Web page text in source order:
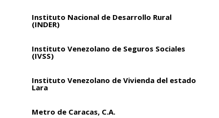
Instituto Nacional de Desarrollo Rural
(INDER)
Instituto Venezolano de Seguros Sociales
(IVSS)
Instituto Venezolano de Vivienda del estado
Lara
Metro de Caracas, C.A.